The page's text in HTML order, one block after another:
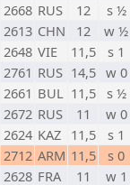
2668 RUS 12
s ½
2613 CHN 12
w ½
2648 VIE 11,5
s 1
2761 RUS 14,5 w 0
2661 BUL 11,5 s ½
2672 RUS 11
w 0
2624 KAZ 11,5
s 1
2712 ARM 11,5
s 0
2628 FRA 11
w 1